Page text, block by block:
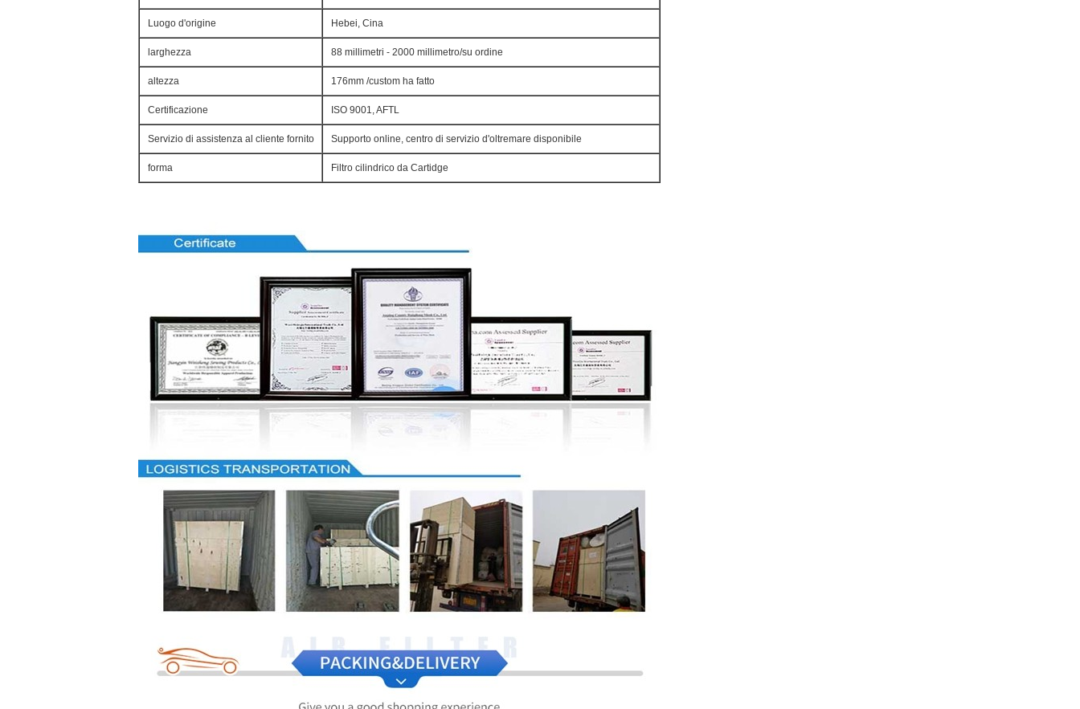
Luogo d'origine Hebei, Cina
larghezza 88 millimetri - 2000 millimetro/su ordine
altezza 176mm /custom ha fatto
Certificazione ISO 9001, AFTL
Servizio di assistenza al cliente fornito Supporto online, centro di servizio d'oltremare disponibile
forma Filtro cilindrico da Cartidge